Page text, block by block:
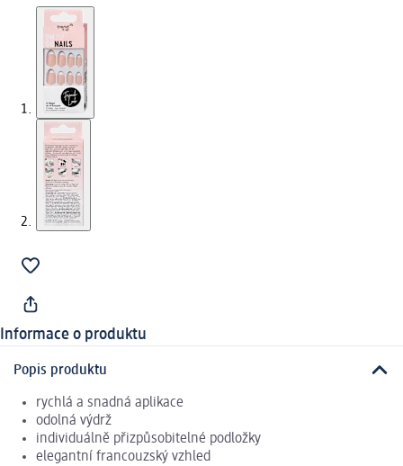
Informace o produktu
Popis produktu
rychlá a snadná aplikace
odolná výdrž
individuálně přizpůsobitelné podložky
elegantní francouzský vzhled